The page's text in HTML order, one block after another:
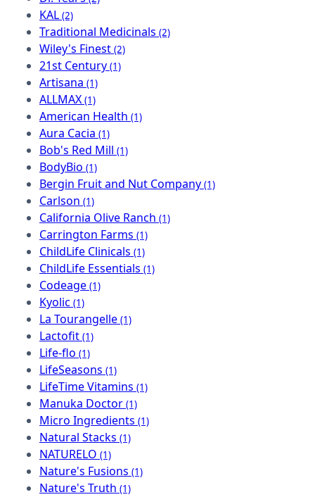
KAL (2)
Traditional Medicinals (2)
Wiley's Finest (2)
21st Century (1)
Artisana (1)
ALLMAX (1)
American Health (1)
Aura Cacia (1)
Bob's Red Mill (1)
BodyBio (1)
Bergin Fruit and Nut Company (1)
Carlson (1)
California Olive Ranch (1)
Carrington Farms (1)
ChildLife Clinicals (1)
ChildLife Essentials (1)
Codeage (1)
Kyolic (1)
La Tourangelle (1)
Lactofit (1)
Life-flo (1)
LifeSeasons (1)
LifeTime Vitamins (1)
Manuka Doctor (1)
Micro Ingredients (1)
Natural Stacks (1)
NATURELO (1)
Nature's Fusions (1)
Nature's Truth (1)